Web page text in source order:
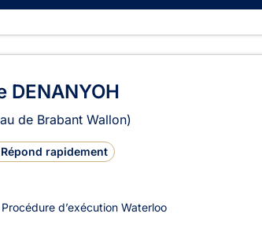
DENANYOH
de Brabant Wallon)
Répond rapidement
d’exécution Waterloo